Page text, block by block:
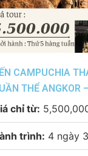
CAMPUCHIA
THỂ ANGKOR
chỉ từ:
trình: 4 ngày